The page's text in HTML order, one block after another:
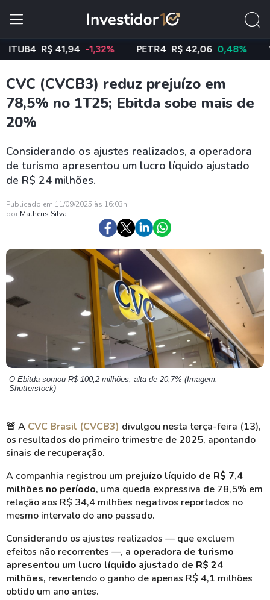
R$ 41,94 -1,32% PETR4 R$ 42,06 0,48%
CVC (CVCB3) reduz prejuízo em
78,5% no 1T25; Ebitda sobe mais de
20%
Considerando os ajustes realizados, a operadora
de turismo apresentou um lucro líquido ajustado
de R$ 24 milhões.
Publicado em 11/09/2025 às 16:03h
por Matheus Silva
O Ebitda somou R$ 100,2 milhões, alta de 20,7% (Imagem:
Shutterstock)
🚨 A CVC Brasil (CVCB3) divulgou nesta terça-feira (13),
os resultados do primeiro trimestre de 2025, apontando
sinais de recuperação.
A companhia registrou um prejuízo líquido de R$ 7,4
milhões no período, uma queda expressiva de 78,5% em
relação aos R$ 34,4 milhões negativos reportados no
mesmo intervalo do ano passado.
Considerando os ajustes realizados — que excluem
efeitos não recorrentes —, a operadora de turismo
apresentou um lucro líquido ajustado de R$ 24
milhões, revertendo o ganho de apenas R$ 4,1 milhões
obtido um ano antes.